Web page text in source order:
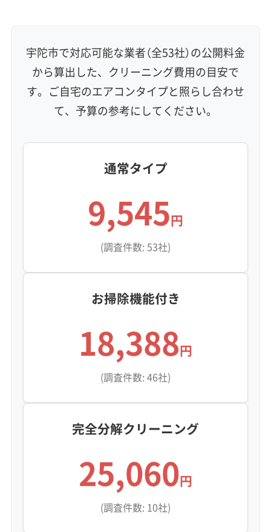
宇陀市で対応可能な業者（全53社）の公開料金
から算出した、クリーニング費用の目安で
す。ご自宅のエアコンタイプと照らし合わせ
て、予算の参考にしてください。
通常タイプ
9,545円
(調査件数: 53社)
お掃除機能付き
18,388円
(調査件数: 46社)
完全分解クリーニング
25,060円
(調査件数: 10社)